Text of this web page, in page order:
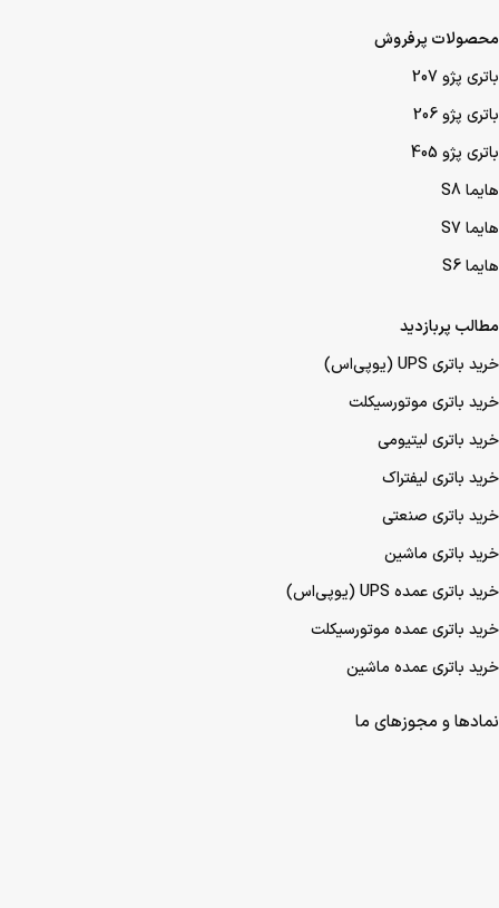
محصولات پرفروش
باتری پژو 207
باتری پژو 206
باتری پژو 405
هایما S8
هایما S7
هایما S6
مطالب پربازدید
خرید باتری UPS (یو‌پی‌اس)
خرید باتری موتورسیکلت
خرید باتری لیتیومی
خرید باتری لیفتراک
خرید باتری صنعتی
خرید باتری ماشین
خرید باتری عمده UPS (یو‌پی‌اس)
خرید باتری عمده موتورسیکلت
خرید باتری عمده ماشین
نمادها و مجوزهای ما